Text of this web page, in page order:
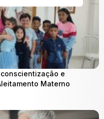
e
Materno